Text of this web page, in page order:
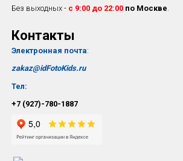
Без выходных - с 9:00 до 22:00по Москве.
Контакты
Электронная почта:
zakaz@idFotoKids.ru
Тел:
+7 (927)-780-1887